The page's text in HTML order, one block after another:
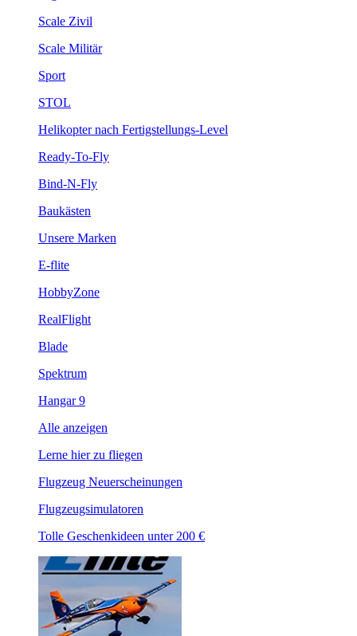
Scale Zivil
Scale Militär
Sport
STOL
Helikopter nach Fertigstellungs-Level
Ready-To-Fly
Bind-N-Fly
Baukästen
Unsere Marken
E-flite
HobbyZone
RealFlight
Blade
Spektrum
Hangar 9
Alle anzeigen
Lerne hier zu fliegen
Flugzeug Neuerscheinungen
Flugzeugsimulatoren
Tolle Geschenkideen unter 200 €